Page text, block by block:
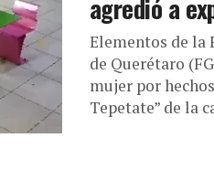
agredió a
Elementos de la
de Querétaro
mujer por
Tepetate” de la